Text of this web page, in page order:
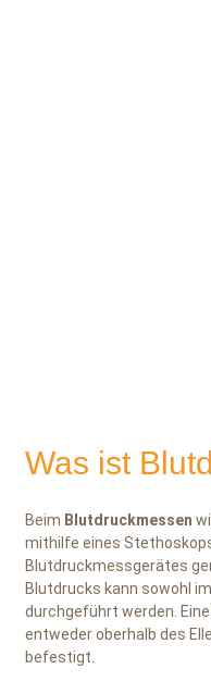
Was ist
Beim Blutdruckmessen
mithilfe eines
Blutdruckmessgerätes
Blutdrucks kann sowohl
durchgeführt werden.
entweder oberhalb des
befestigt.